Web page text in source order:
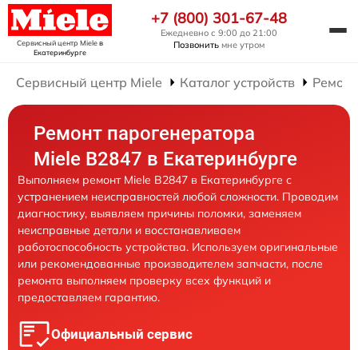
Сервисный центр Mieleв
Екатеринбурге
+7 (800) 301-67-48
Ежедневно с 9:00 до 21:00
Позвонить мне утром
Сервисный центр Miele Каталог устройств
Ремонт парогенератора
Miele B2847 в Екатеринбурге
Выполняем ремонт Miele B2847 в Екатеринбурге с
устранением неисправностей любой сложности. Проводим
диагностику, выявляем причины поломки, заменяем
неисправные детали и восстанавливаем
работоспособность устройства. Используем оригинальные
или рекомендованные производителем запчасти, после
ремонта выполняем проверку всех функций и
предоставляем гарантию.
Официальный сервис